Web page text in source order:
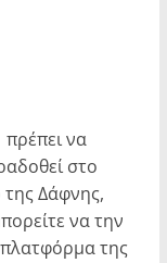
πρέπει να
στο
Δάφνης,
να την
πλατφόρμα της